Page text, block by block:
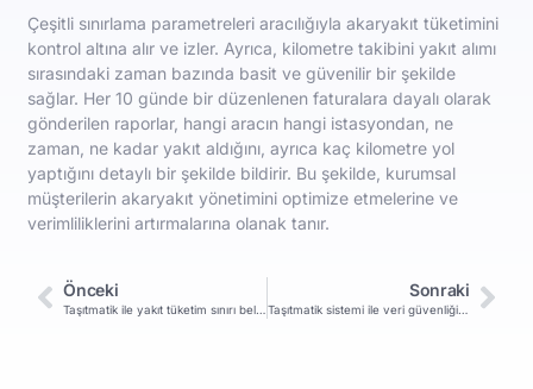
Çeşitli sınırlama parametreleri aracılığıyla akaryakıt tüketimini
kontrol altına alır ve izler. Ayrıca, kilometre takibini yakıt alımı
sırasındaki zaman bazında basit ve güvenilir bir şekilde
sağlar. Her 10 günde bir düzenlenen faturalara dayalı olarak
gönderilen raporlar, hangi aracın hangi istasyondan, ne
zaman, ne kadar yakıt aldığını, ayrıca kaç kilometre yol
yaptığını detaylı bir şekilde bildirir. Bu şekilde, kurumsal
müşterilerin akaryakıt yönetimini optimize etmelerine ve
verimliliklerini artırmalarına olanak tanır.
Önceki Sonraki
Taşıtmatik sistemi ile veri güvenliği nasıl sağlanır?